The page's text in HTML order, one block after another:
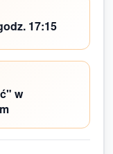
17:15
w